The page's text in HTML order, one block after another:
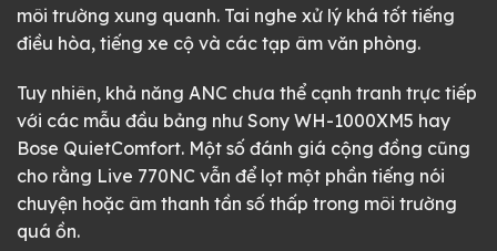
môi trường xung quanh. Tai nghe xử lý khá tốt tiếng
điều hòa, tiếng xe cộ và các tạp âm văn phòng.
Tuy nhiên, khả năng ANC chưa thể cạnh tranh trực tiếp
với các mẫu đầu bảng như Sony WH-1000XM5 hay
Bose QuietComfort. Một số đánh giá cộng đồng cũng
cho rằng Live 770NC vẫn để lọt một phần tiếng nói
chuyện hoặc âm thanh tần số thấp trong môi trường
quá ồn.